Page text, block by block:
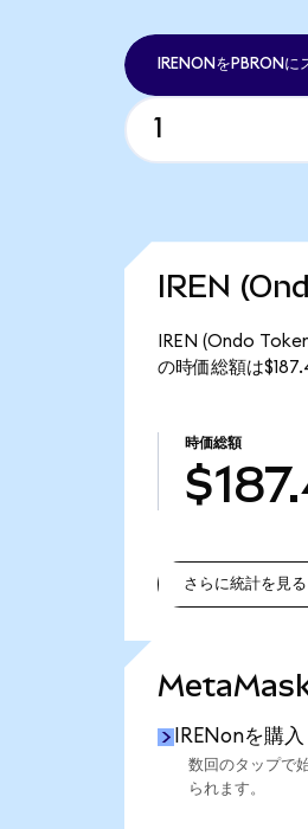
IRENONをPBRONに
IREN
IREN (Ondo
の時価総額は
時価総額
さらに統計を見る
MetaMask
IRENonを購入
数回のタップで
られます。